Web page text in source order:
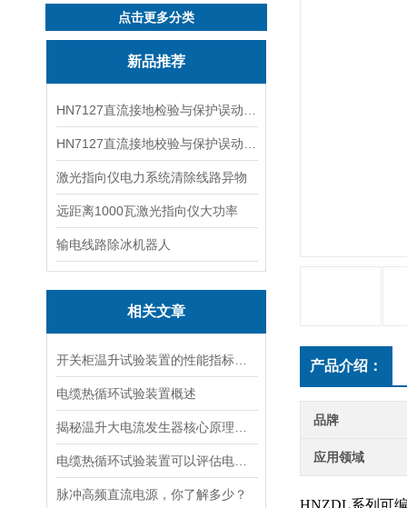
点击更多分类
新品推荐
激光指向仪电力系统清除线路异物
远距离1000瓦激光指向仪大功率
输电线路除冰机器人
相关文章
电缆热循环试验装置概述
脉冲高频直流电源，你了解多少？
产品介绍：
品牌
应用领域
HNZDL系列可